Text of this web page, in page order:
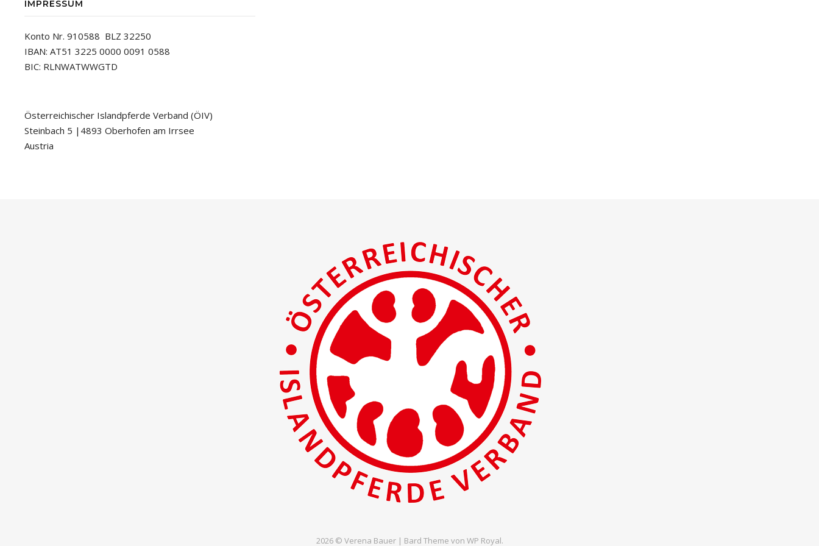
IMPRESSUM
Konto Nr. 910588 BLZ 32250
IBAN: AT51 3225 0000 0091 0588
BIC: RLNWATWWGTD
Österreichischer Islandpferde Verband (ÖIV)
Steinbach 5 |4893 Oberhofen am Irrsee
Austria
2026 © Verena Bauer | Bard Theme von WP Royal.